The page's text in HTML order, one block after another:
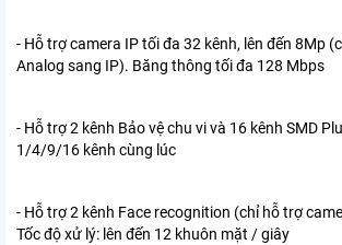
- Hỗ trợ camera IP tối đa 32 kênh, lên đến 8Mp
Analog sang IP). Băng thông tối đa 128 Mbps
- Hỗ trợ 2 kênh Bảo vệ chu vi và 16 kênh SMD
1/4/9/16 kênh cùng lúc
- Hỗ trợ 2 kênh Face recognition (chỉ hỗ trợ
Tốc độ xử lý: lên đến 12 khuôn mặt / giây